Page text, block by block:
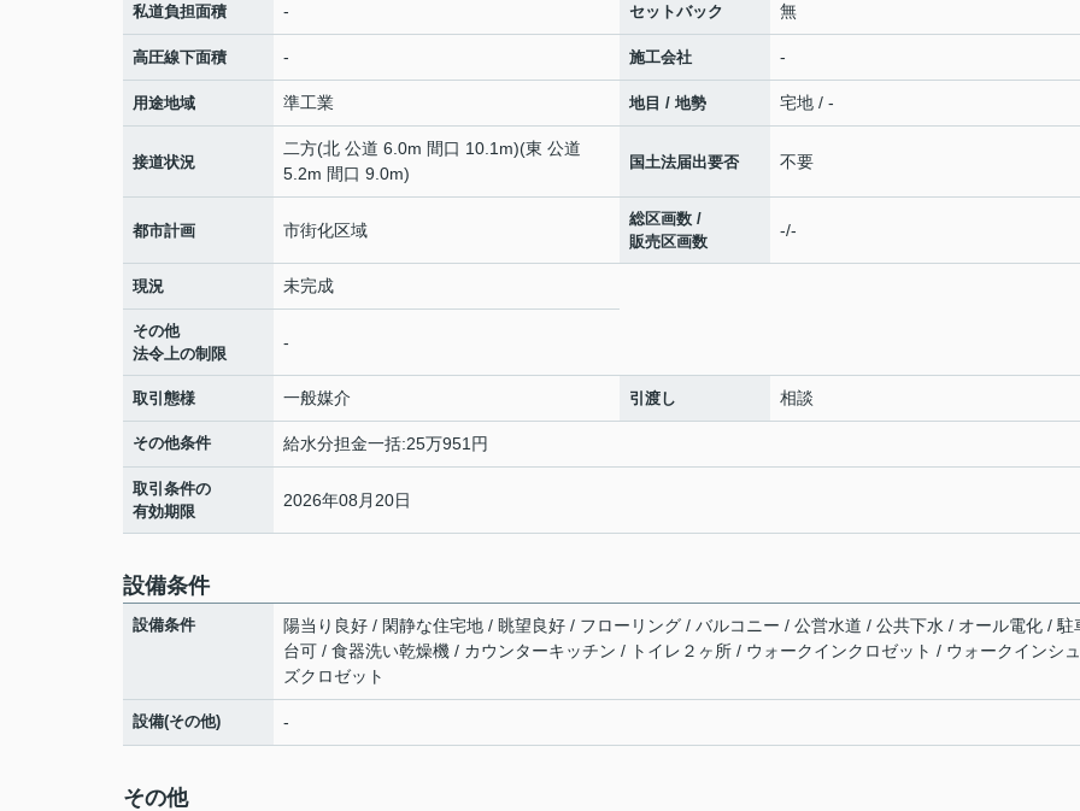
私道負担面積 - セットバック 無
高圧線下面積 - 施工会社 -
用途地域 準工業 地目 / 地勢 宅地 / -
接道状況
二方(北 公道 6.0m 間口 10.1m)(東 公道
5.2m 間口 9.0m)
国土法届出要否 不要
都市計画 市街化区域
総区画数 /
販売区画数
-/-
現況 未完成
その他
法令上の制限
-
取引態様 一般媒介 引渡し 相談
その他条件 給水分担金一括:25万951円
取引条件の
有効期限
2026年08月20日
設備条件
設備条件
陽当り良好 / 閑静な住宅地 / 眺望良好 / フローリング / バルコニー / 公営水道 / 公共下水 / オール電化 / 駐
台可 / 食器洗い乾燥機 / カウンターキッチン / トイレ２ヶ所 / ウォークインクロゼット / ウォークインシ
ズクロゼット
設備(その他) -
その他